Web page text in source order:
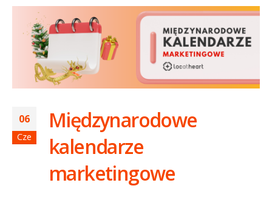
06
Cze
Międzynarodowe
kalendarze
marketingowe